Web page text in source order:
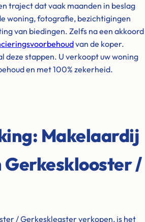
traject dat vaak maanden in beslag
woning, fotografie, bezichtigingen
van biedingen. Zelfs na een akkoord
van de koper.
deze stappen. U verkoopt uw woning
en met 100% zekerheid.
Makelaardij
Gerkesklooster /
/ Gerkeskleaster verkopen, is het